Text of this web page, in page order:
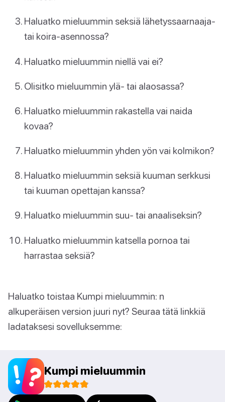
Haluatko mieluummin seksiä lähetyssaarnaaja-
tai koira-asennossa?
Haluatko mieluummin niellä vai ei?
Olisitko mieluummin ylä- tai alaosassa?
Haluatko mieluummin rakastella vai naida
kovaa?
Haluatko mieluummin yhden yön vai kolmikon?
Haluatko mieluummin seksiä kuuman serkkusi
tai kuuman opettajan kanssa?
Haluatko mieluummin suu- tai anaaliseksin?
Haluatko mieluummin katsella pornoa tai
harrastaa seksiä?
Haluatko toistaa Kumpi mieluummin: n
alkuperäisen version juuri nyt? Seuraa tätä linkkiä
ladataksesi sovelluksemme:
Kumpi mieluummin